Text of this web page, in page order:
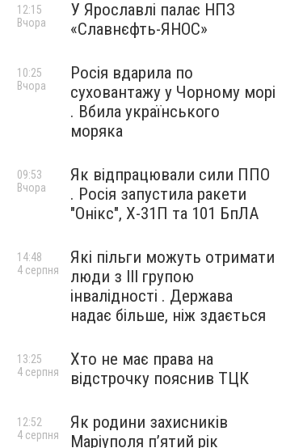
У Ярославлі палає НПЗ
«Славнєфть-ЯНОС»
12:15
Вчора
Росія вдарила по
суховантажу у Чорному морі
. Вбила українського
моряка
10:25
Вчора
Як відпрацювали сили ППО
. Росія запустила ракети
"Онікс", Х-31П та 101 БпЛА
09:53
Вчора
Які пільги можуть отримати
люди з III групою
інвалідності . Держава
надає більше, ніж здається
14:48
4 серпня
Хто не має права на
відстрочку пояснив ТЦК
13:25
4 серпня
Як родини захисників
Маріуполя пʼятий рік
12:52
4 серпня